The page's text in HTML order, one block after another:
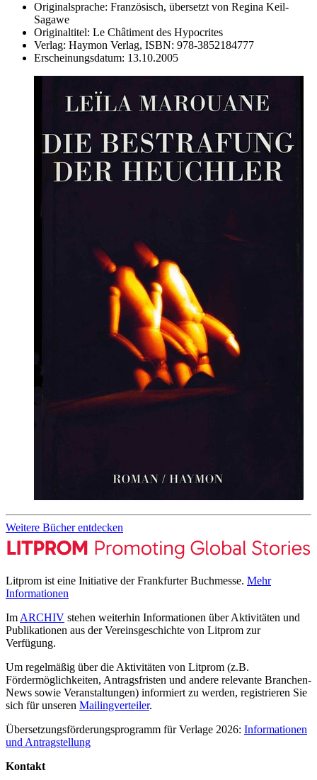
Originalsprache: Französisch, übersetzt von Regina Keil-
Sagawe
Originaltitel: Le Châtiment des Hypocrites
Verlag: Haymon Verlag, ISBN: 978-3852184777
Erscheinungsdatum: 13.10.2005
Weitere Bücher entdecken
Litprom ist eine Initiative der Frankfurter Buchmesse. Mehr
Informationen
Im ARCHIV stehen weiterhin Informationen über Aktivitäten und
Publikationen aus der Vereinsgeschichte von Litprom zur
Verfügung.
Um regelmäßig über die Aktivitäten von Litprom (z.B.
Fördermöglichkeiten, Antragsfristen und andere relevante Branchen-
News sowie Veranstaltungen) informiert zu werden, registrieren Sie
sich für unseren Mailingverteiler.
Übersetzungsförderungsprogramm für Verlage 2026: Informationen
und Antragstellung
Kontakt